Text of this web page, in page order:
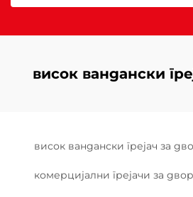
висок вандански
висок вандански грејач за
комерцијални грејачи за